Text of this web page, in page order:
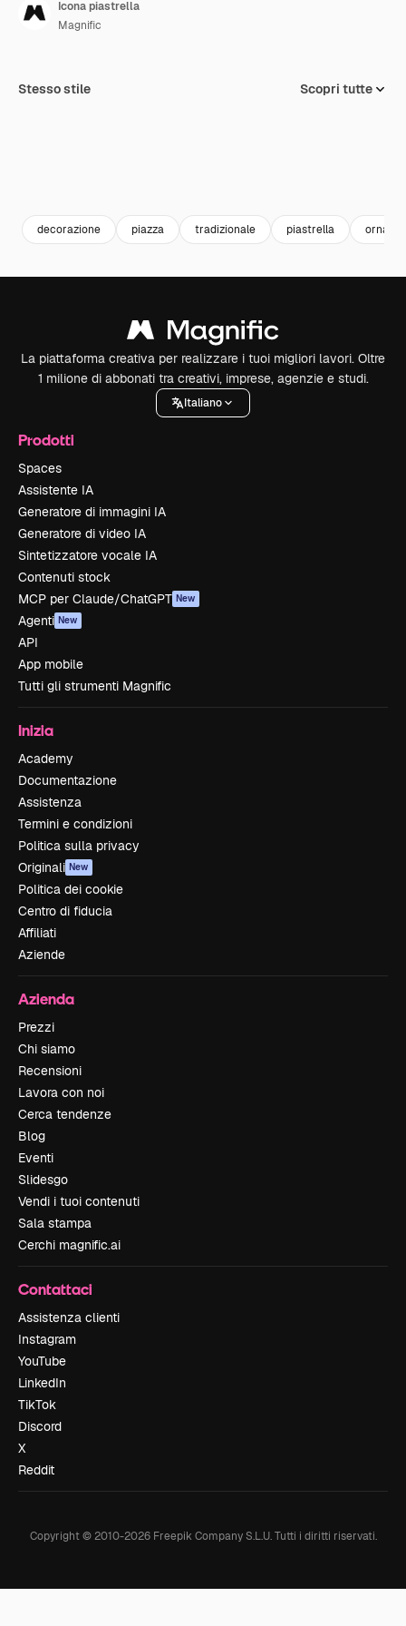
Icona piastrella
Magnific
Stesso stile Scopri tutte
decorazione piazza tradizionale piastrella
La piattaforma creativa per realizzare i tuoi migliori lavori. Oltre
1 milione di abbonati tra creativi, imprese, agenzie e studi.
Italiano
Prodotti
Spaces
Assistente IA
Generatore di immagini IA
Generatore di video IA
Sintetizzatore vocale IA
Contenuti stock
MCP per Claude/ChatGPT New
Agenti New
API
App mobile
Tutti gli strumenti Magnific
Inizia
Academy
Documentazione
Assistenza
Termini e condizioni
Politica sulla privacy
Originali New
Politica dei cookie
Centro di fiducia
Affiliati
Aziende
Azienda
Prezzi
Chi siamo
Recensioni
Lavora con noi
Cerca tendenze
Blog
Eventi
Slidesgo
Vendi i tuoi contenuti
Sala stampa
Cerchi magnific.ai
Contattaci
Assistenza clienti
Instagram
YouTube
LinkedIn
TikTok
Discord
X
Reddit
Copyright © 2010-2026Freepik Company S.L.U. Tutti i diritti riservati.